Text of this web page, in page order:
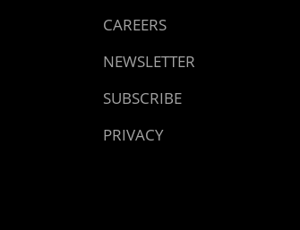
CAREERS
NEWSLETTER
SUBSCRIBE
PRIVACY